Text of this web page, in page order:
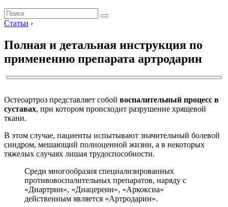
Статьи ›
Полная и детальная инструкция по
применению препарата артродарин
Остеоартроз представляет собой воспалительный процесс в
суставах, при котором происходит разрушение хрящевой
ткани.
В этом случае, пациенты испытывают значительный болевой
синдром, мешающий полноценной жизни, а в некоторых
тяжелых случаях лишая трудоспособности.
Среди многообразия специализированных
противовоспалительных препаратов, наряду с
«Диартрин», «Диацереин», «Аркоксиа»
действенным является «Артродарин».